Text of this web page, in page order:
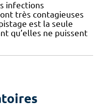
infections
très contagieuses
est la seule
qu’elles ne puissent